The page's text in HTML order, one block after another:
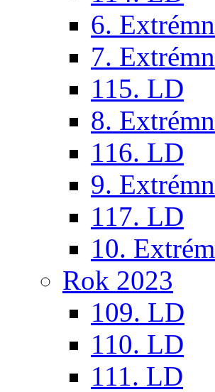
6.
7.
115. LD
8.
116. LD
9.
117. LD
10.
Rok 2023
109. LD
110. LD
111. LD